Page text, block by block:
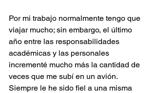
Por mi trabajo normalmente tengo que
viajar mucho; sin embargo, el último
año entre las responsabilidades
académicas y las personales
incrementé mucho más la cantidad de
veces que me subí en un avión.
Siempre le he sido fiel a una misma